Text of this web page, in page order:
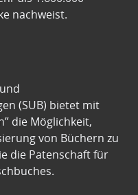
nachweist.
(SUB) bietet mit
die Möglichkeit,
von Büchern zu
die Patenschaft für